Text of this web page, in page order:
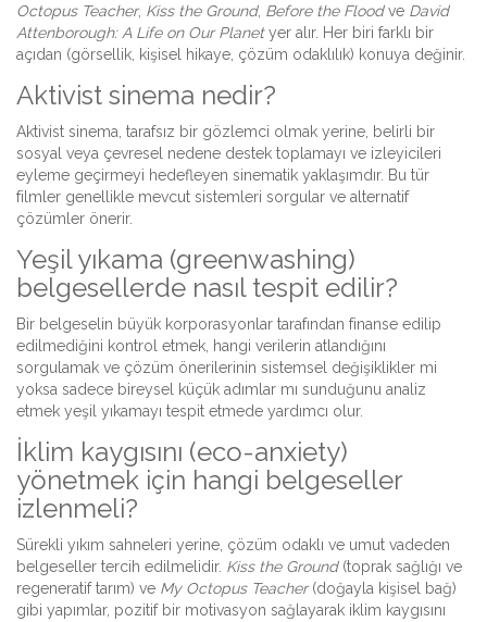
Octopus Teacher, Kiss the Ground, Before the Floodve David
Attenborough: A Life on Our Planetyer alır. Her biri farklı bir
açıdan (görsellik, kişisel hikaye, çözüm odaklılık) konuya değinir.
Aktivist sinema nedir?
Aktivist sinema, tarafsız bir gözlemci olmak yerine, belirli bir
sosyal veya çevresel nedene destek toplamayı ve izleyicileri
eyleme geçirmeyi hedefleyen sinematik yaklaşımdır. Bu tür
filmler genellikle mevcut sistemleri sorgular ve alternatif
çözümler önerir.
Yeşil yıkama (greenwashing)
belgesellerde nasıl tespit edilir?
Bir belgeselin büyük korporasyonlar tarafından finanse edilip
edilmediğini kontrol etmek, hangi verilerin atlandığını
sorgulamak ve çözüm önerilerinin sistemsel değişiklikler mi
yoksa sadece bireysel küçük adımlar mı sunduğunu analiz
etmek yeşil yıkamayı tespit etmede yardımcı olur.
İklim kaygısını (eco-anxiety)
yönetmek için hangi belgeseller
izlenmeli?
Sürekli yıkım sahneleri yerine, çözüm odaklı ve umut vadeden
belgeseller tercih edilmelidir. Kiss the Ground(toprak sağlığı ve
regeneratif tarım) ve My Octopus Teacher(doğayla kişisel bağ)
gibi yapımlar, pozitif bir motivasyon sağlayarak iklim kaygısını